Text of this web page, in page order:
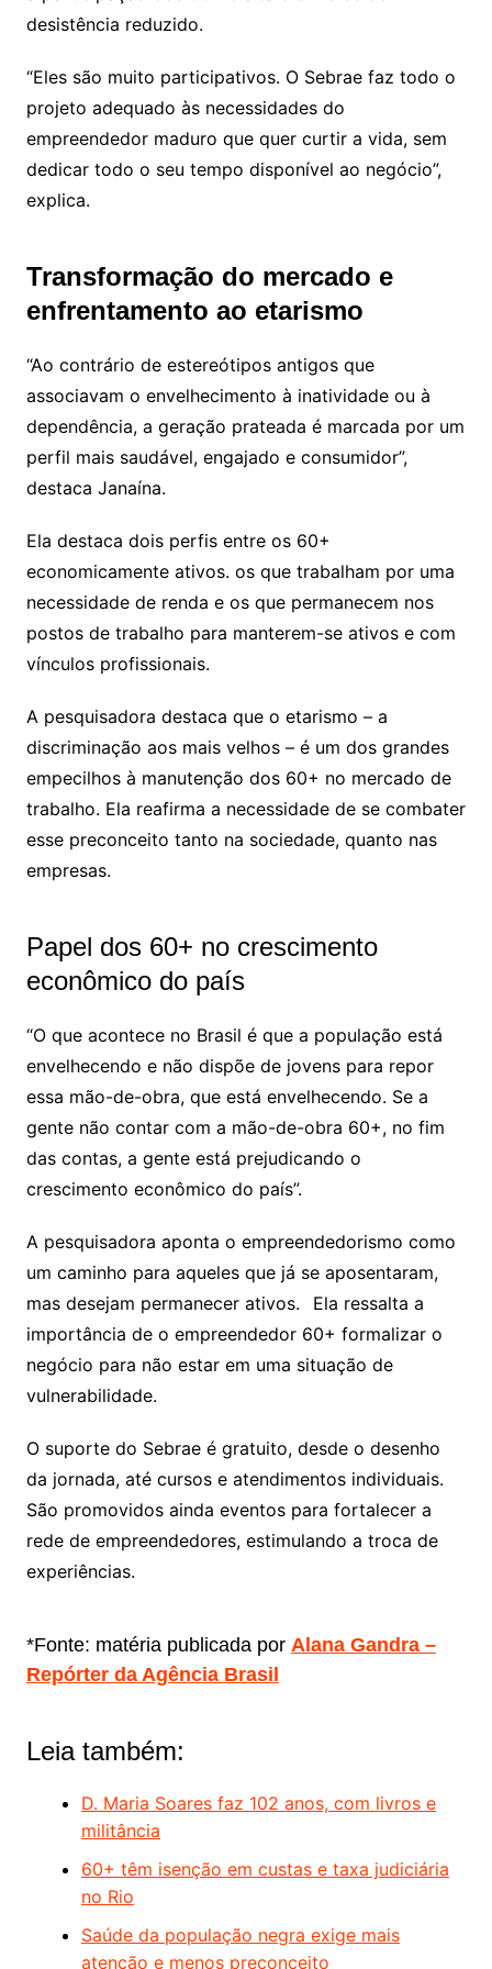
desistência reduzido.
“Eles são muito participativos. O Sebrae faz todo o
projeto adequado às necessidades do
empreendedor maduro que quer curtir a vida, sem
dedicar todo o seu tempo disponível ao negócio”,
explica.
Transformação do mercado e
enfrentamento ao etarismo
“Ao contrário de estereótipos antigos que
associavam o envelhecimento à inatividade ou à
dependência, a geração prateada é marcada por um
perfil mais saudável, engajado e consumidor”,
destaca Janaína.
Ela destaca dois perfis entre os 60+
economicamente ativos. os que trabalham por uma
necessidade de renda e os que permanecem nos
postos de trabalho para manterem-se ativos e com
vínculos profissionais.
A pesquisadora destaca que o etarismo – a
discriminação aos mais velhos – é um dos grandes
empecilhos à manutenção dos 60+ no mercado de
trabalho. Ela reafirma a necessidade de se combater
esse preconceito tanto na sociedade, quanto nas
empresas.
Papel dos 60+ no crescimento
econômico do país
“O que acontece no Brasil é que a população está
envelhecendo e não dispõe de jovens para repor
essa mão-de-obra, que está envelhecendo. Se a
gente não contar com a mão-de-obra 60+, no fim
das contas, a gente está prejudicando o
crescimento econômico do país”.
A pesquisadora aponta o empreendedorismo como
um caminho para aqueles que já se aposentaram,
mas desejam permanecer ativos.
Ela ressalta a
importância de o empreendedor 60+ formalizar o
negócio para não estar em uma situação de
vulnerabilidade.
O suporte do Sebrae é gratuito, desde o desenho
da jornada, até cursos e atendimentos individuais.
São promovidos ainda eventos para fortalecer a
rede de empreendedores, estimulando a troca de
experiências.
*Fonte: matéria publicada por Alana Gandra –
Repórter da Agência Brasil
Leia também:
D. Maria Soares faz 102 anos, com livros e
militância
60+ têm isenção em custas e taxa judiciária
no Rio
Saúde da população negra exige mais
atenção e menos preconceito